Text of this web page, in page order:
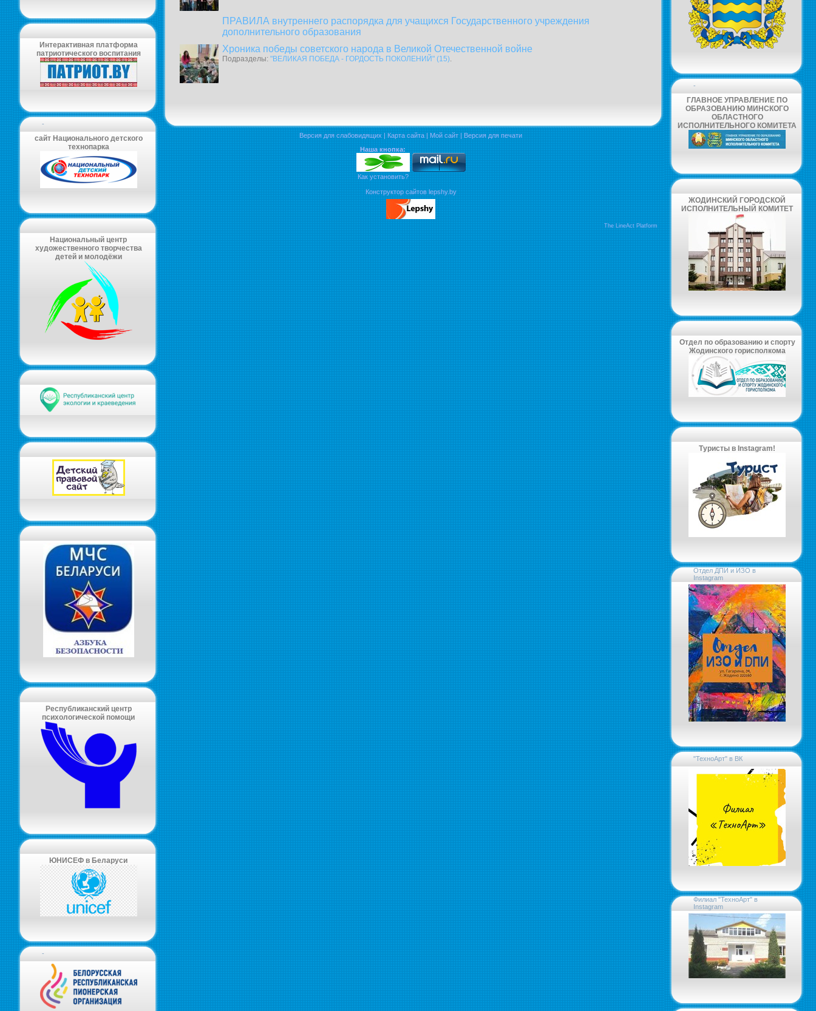
Интерактивная платформа
патриотического воспитания
-
сайт Национального детского
технопарка
Национальный центр
художественного творчества
детей и молодёжи
Республиканский центр
психологической помощи
ЮНИСЕФ в Беларуси
-
ПРАВИЛА внутреннего распорядка для учащихся Государственного учреждения
дополнительного образования
Хроника победы советского народа в Великой Отечественной войне
Подразделы: "ВЕЛИКАЯ ПОБЕДА - ГОРДОСТЬ ПОКОЛЕНИЙ" (15)
Версия для слабовидящих | Карта сайта | Мой сайт | Версия для печати
Наша кнопка:
Как установить?
Конструктор сайтов lepshy.by
The LineAct Platform
-
ГЛАВНОЕ УПРАВЛЕНИЕ ПО
ОБРАЗОВАНИЮ МИНСКОГО
ОБЛАСТНОГО
ИСПОЛНИТЕЛЬНОГО КОМИТЕТА
ЖОДИНСКИЙ ГОРОДСКОЙ
ИСПОЛНИТЕЛЬНЫЙ КОМИТЕТ
Отдел по образованию и спорту
Жодинского горисполкома
Туристы в Instagram!
Отдел ДПИ и ИЗО в
Instagram
"ТехноАрт" в ВК
Филиал "ТехноАрт" в
Instagram